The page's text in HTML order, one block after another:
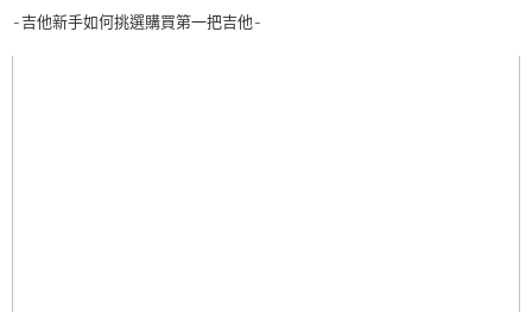
-吉他新手如何挑選購買第一把吉他-